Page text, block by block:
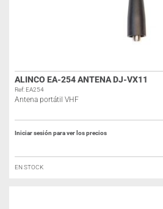
ALINCO EA-254 ANTENA DJ-VX11
Ref: EA254
Antena portátil VHF
Iniciar sesión para ver los precios
EN STOCK